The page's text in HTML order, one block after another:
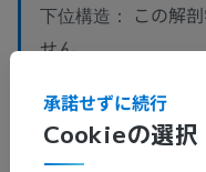
下位構造：
この解
せん
獣医組織学
Cookieの選択
承諾せずに続行